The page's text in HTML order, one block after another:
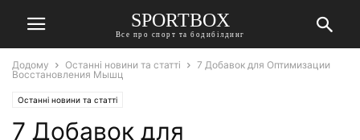
SPORTBOX
Все про спорт та бодибілдинг
Додому Останні новини та статті
7 Добавок для Оптимизации
Восстановления Мышц
Останні новини та статті
7 Добавок для